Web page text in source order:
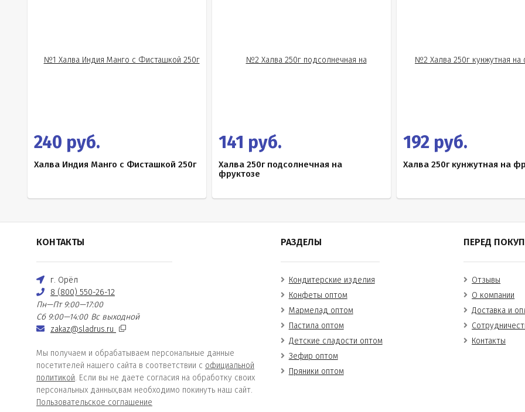
240 руб.
Халва Индия Манго с Фисташкой 250г
141 руб.
Халва 250г подсолнечная на
фруктозе
192 руб.
Халва 250г кунжутная на
КОНТАКТЫ
г. Орёл
8 (800) 550-26-12
Пн—Пт 9:00—17:00
Сб 9:00—14:00 Вс выходной
zakaz@sladrus.ru
Мы получаем и обрабатываем персональные данные
посетителей нашего сайта в соответствии с официальной
политикой. Если вы не даете согласия на обработку своих
персональных данных,вам необходимо покинуть наш сайт.
Пользовательское соглашение
РАЗДЕЛЫ
Кондитерские изделия
Конфеты оптом
Мармелад оптом
Пастила оптом
Детские сладости оптом
Зефир оптом
Пряники оптом
ПЕРЕД
Отзывы
О компании
Доставка и
Контакты